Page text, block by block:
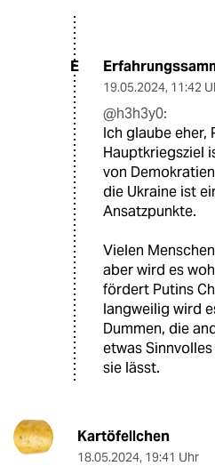
E
19.05.2024, 11:42
@h3h3y0:
Ich glaube eher,
Hauptkriegsziel
von
die Ukraine ist
Ansatzpunkte.
Vielen
aber wird es
fördert Putins
langweilig wird
Dummen, die
etwas
sie lässt.
Kartöfellchen
18.05.2024, 19:41 Uhr